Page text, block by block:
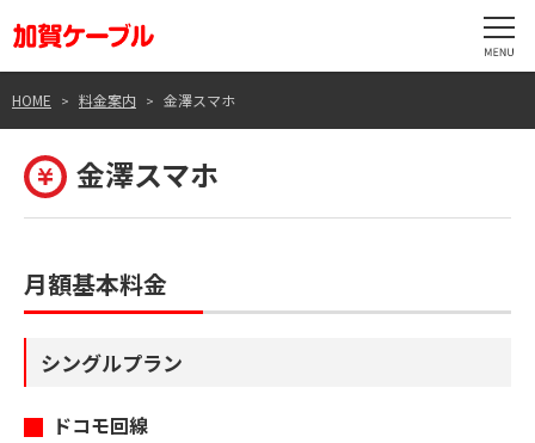
HOME 料金案内 金澤スマホ
金澤スマホ
月額基本料金
シングルプラン
ドコモ回線